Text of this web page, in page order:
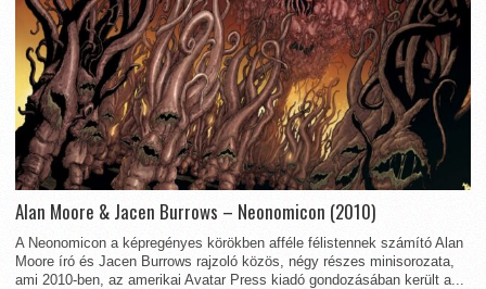
Alan Moore & Jacen Burrows – Neonomicon (2010)
A Neonomicon a képregényes körökben afféle félistennek számító Alan
Moore író és Jacen Burrows rajzoló közös, négy részes minisorozata,
ami 2010-ben, az amerikai Avatar Press kiadó gondozásában került a...